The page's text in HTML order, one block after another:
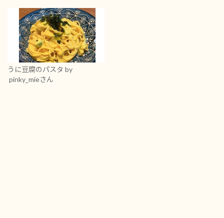
うに豆腐のパスタ by
pinky_mieさん